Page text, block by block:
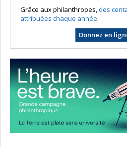
Grâce aux philanthropes,des
attribuées chaque année.
Donnez en